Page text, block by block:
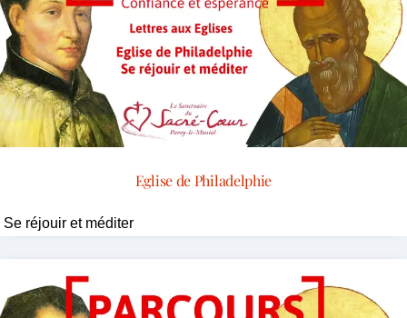
Eglise de Philadelphie
Se réjouir et méditer